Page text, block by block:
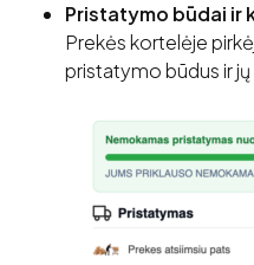
Pristatymo būdai ir
Prekės kortelėje
pristatymo būdus ir jų